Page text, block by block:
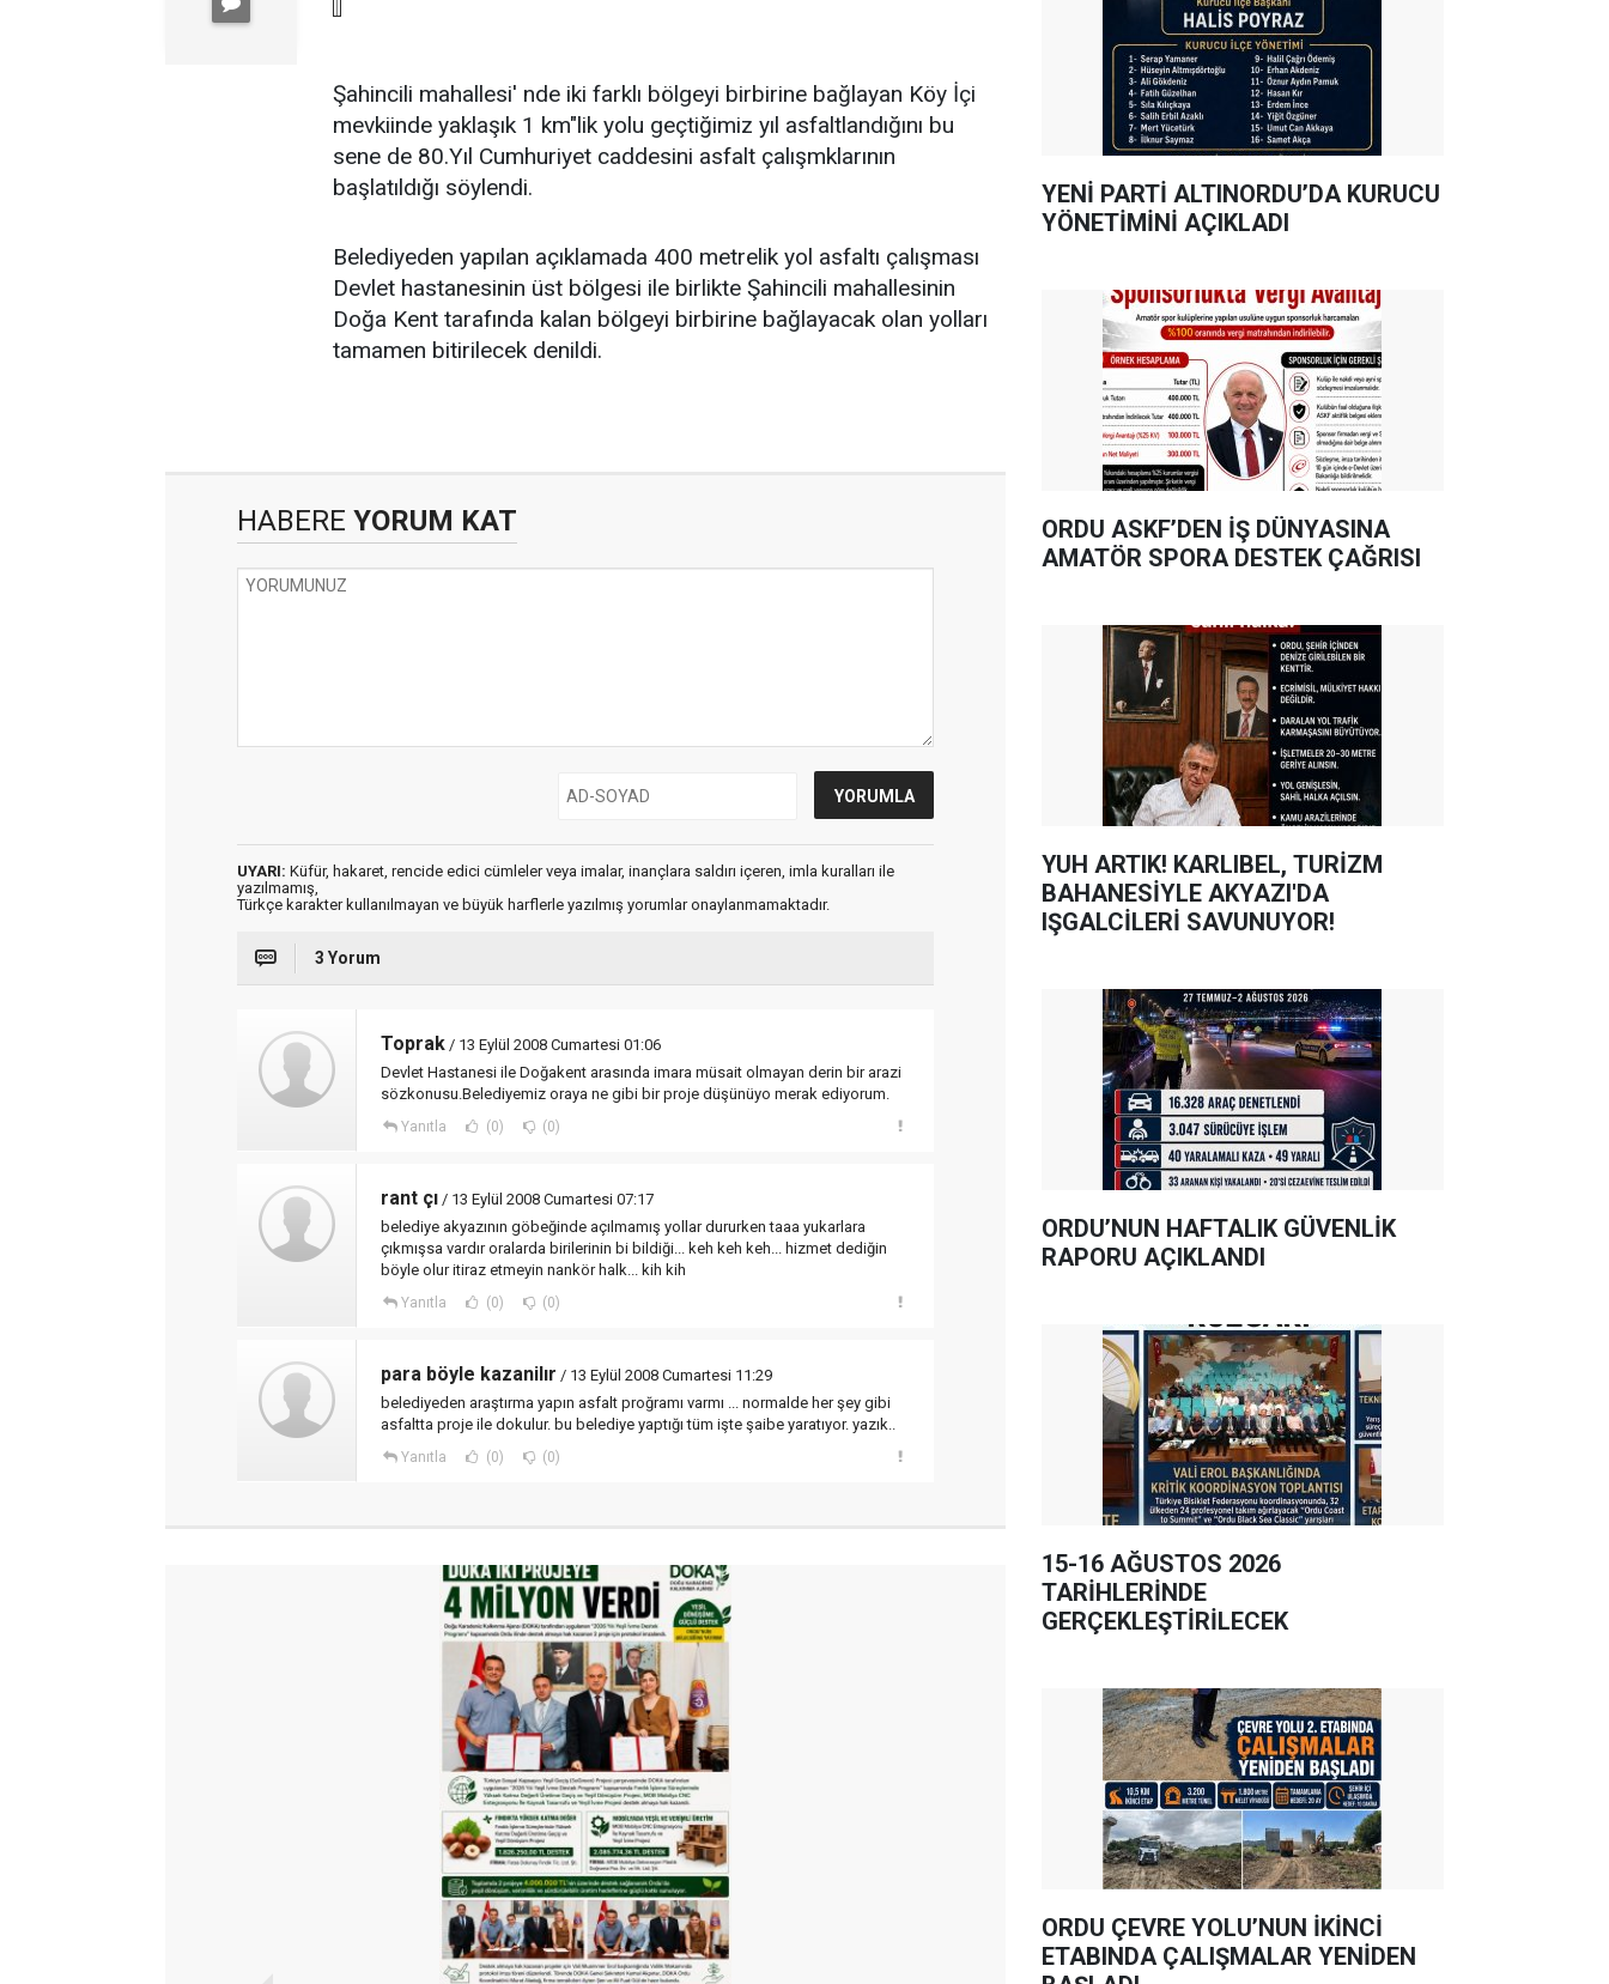
Şahincili mahallesi' nde iki farklı bölgeyi birbirine bağlayan Köy İçi
mevkiinde yaklaşık 1 km"lik yolu geçtiğimiz yıl asfaltlandığını bu
sene de 80.Yıl Cumhuriyet caddesini asfalt çalışmklarının
başlatıldığı söylendi.
Belediyeden yapılan açıklamada 400 metrelik yol asfaltı çalışması
Devlet hastanesinin üst bölgesi ile birlikte Şahincili mahallesinin
Doğa Kent tarafında kalan bölgeyi birbirine bağlayacak olan yolları
tamamen bitirilecek denildi.
HABERE YORUM KAT
UYARI: Küfür, hakaret, rencide edici cümleler veya imalar, inançlara saldırı içeren, imla kuralları ile
yazılmamış,
Türkçe karakter kullanılmayan ve büyük harflerle yazılmış yorumlar onaylanmamaktadır.
3 Yorum
Toprak / 13 Eylül 2008 Cumartesi 01:06
Devlet Hastanesi ile Doğakent arasında imara müsait olmayan derin bir arazi
sözkonusu.Belediyemiz oraya ne gibi bir proje düşünüyo merak ediyorum.
Yanıtla (0) (0)
rant çı / 13 Eylül 2008 Cumartesi 07:17
belediye akyazının göbeğinde açılmamış yollar dururken taaa yukarlara
çıkmışsa vardır oralarda birilerinin bi bildiği... keh keh keh... hizmet dediğin
böyle olur itiraz etmeyin nankör halk... kih kih
Yanıtla (0) (0)
para böyle kazanilır / 13 Eylül 2008 Cumartesi 11:29
belediyeden araştırma yapın asfalt proğramı varmı ... normalde her şey gibi
asfaltta proje ile dokulur. bu belediye yaptığı tüm işte şaibe yaratıyor. yazık..
Yanıtla (0) (0)
YENİ PARTİ ALTINORDU’DA KURUCU
YÖNETİMİNİ AÇIKLADI
ORDU ASKF’DEN İŞ DÜNYASINA
AMATÖR SPORA DESTEK ÇAĞRISI
YUH ARTIK! KARLIBEL, TURİZM
BAHANESİYLE AKYAZI'DA
IŞGALCİLERİ SAVUNUYOR!
ORDU’NUN HAFTALIK GÜVENLİK
RAPORU AÇIKLANDI
15-16 AĞUSTOS 2026
TARİHLERİNDE
GERÇEKLEŞTİRİLECEK
ORDU ÇEVRE YOLU’NUN İKİNCİ
ETABINDA ÇALIŞMALAR YENİDEN